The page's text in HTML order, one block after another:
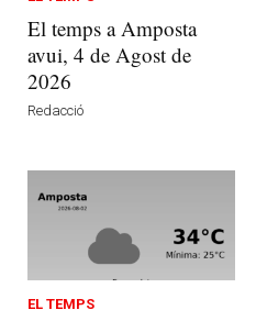
El temps a Amposta
avui, 4 de Agost de
2026
Redacció
EL TEMPS